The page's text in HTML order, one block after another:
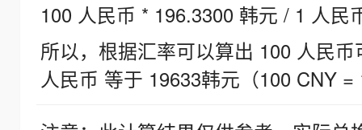
100 人民币 * 196.3300 韩元 / 1 人民
所以，根据汇率可以算出 100 人民
人民币 等于 19633韩元（100 CNY =